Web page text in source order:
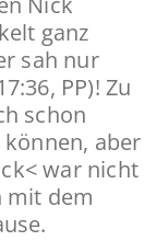
ganz
sah nur
PP)! Zu
schon
aber
war nicht
mit dem